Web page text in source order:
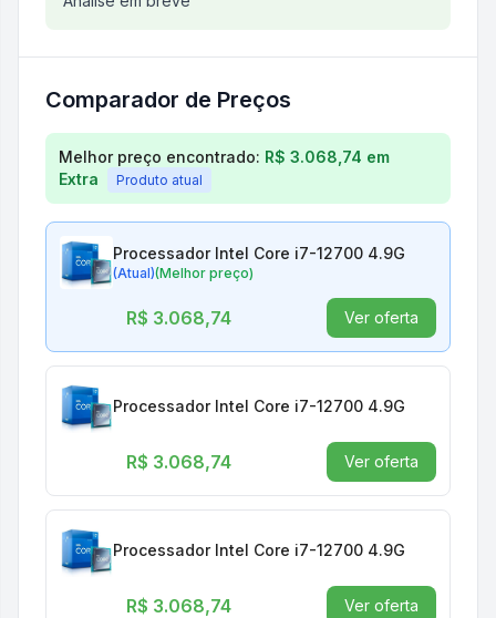
Comparador de Preços
Comparação de preços para Processador Intel
Melhor preço encontrado: R$ 3.068,74 em
Extra
Produto atual
Processador Intel Core i7-12700 4.9G
(Atual)(Melhor preço)
R$ 3.068,74 Ver oferta
Processador Intel Core i7-12700 4.9G
R$ 3.068,74 Ver oferta
Processador Intel Core i7-12700 4.9G
R$ 3.068,74 Ver oferta